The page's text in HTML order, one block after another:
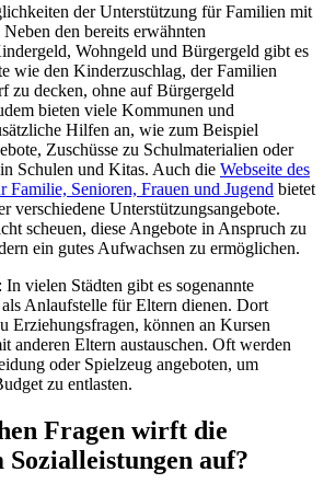
der Unterstützung für Familien mit
den bereits erwähnten
Wohngeld und Bürgergeld gibt es
wie den Kinderzuschlag, der Familien
zu decken, ohne auf Bürgergeld
bieten viele Kommunen und
Hilfen an, wie zum Beispiel
Zuschüsse zu Schulmaterialien oder
Schulen und Kitas. Auch die Webseite des
Familie, Senioren, Frauen und Jugend bietet
verschiedene Unterstützungsangebote.
scheuen, diese Angebote in Anspruch zu
ein gutes Aufwachsen zu ermöglichen.
vielen Städten gibt es sogenannte
Anlaufstelle für Eltern dienen. Dort
Erziehungsfragen, können an Kursen
anderen Eltern austauschen. Oft werden
oder Spielzeug angeboten, um
zu entlasten.
Fragen wirft die
Sozialleistungen auf?